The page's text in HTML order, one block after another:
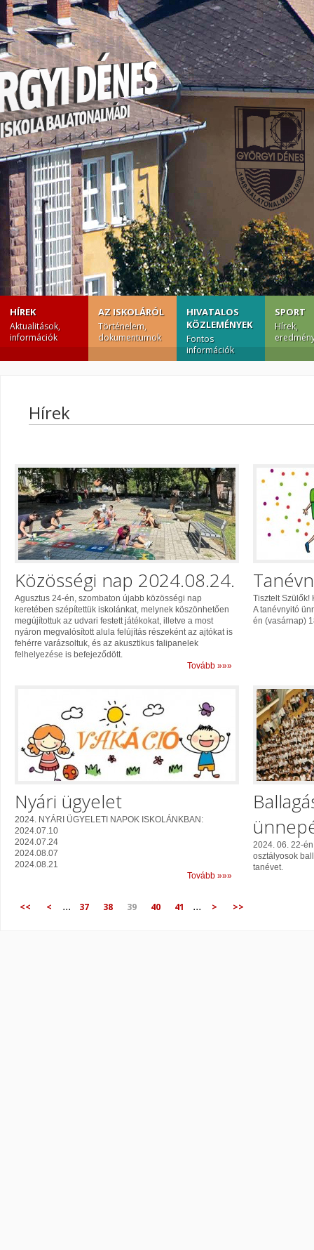
HÍREK
Aktualitások,
információk
AZ ISKOLÁRÓL
Történelem,
dokumentumok
HIVATALOS
KÖZLEMÉNYEK
Fontos
információk
SPORT
Hírek,
Hírek
Közösségi nap 2024.08.24.
Agusztus 24-én, szombaton újabb közösségi nap
keretében szépítettük iskolánkat, melynek köszönhetően
megújítottuk az udvari festett játékokat, illetve a most
nyáron megvalósított alula felújítás részeként az ajtókat is
fehérre varázsoltuk, és az akusztikus falipanelek
felhelyezése is befejeződött.
Tovább »»»
Tisztelt Szülők!
A tanévnyitó
én (vasárnap)
Nyári ügyelet
2024. NYÁRI ÜGYELETI NAPOK ISKOLÁNKBAN:
2024.07.10
2024.07.24
2024.08.07
2024.08.21
Tovább »»»
2024. 06. 22-
osztályosok
tanévet.
<< < ... 37 38 39 40 41 ... > >>